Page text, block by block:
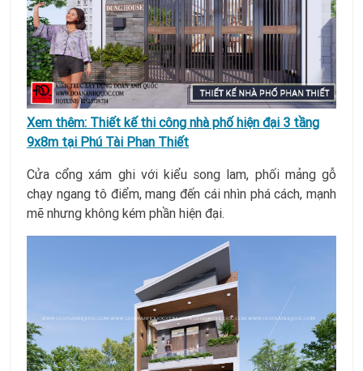
Xem thêm: Thiết kế thi công nhà phố hiện đại 3 tầng
9x8m tại Phú Tài Phan Thiết
Cửa cổng xám ghi với kiểu song lam, phối mảng gỗ
chạy ngang tô điểm, mang đến cái nhìn phá cách, mạnh
mẽ nhưng không kém phần hiện đại.